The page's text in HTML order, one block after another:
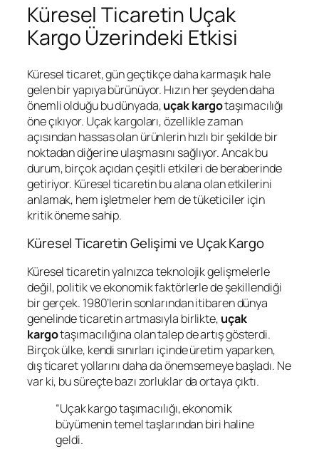
Küresel Ticaretin Uçak
Kargo Üzerindeki Etkisi
Küresel ticaret, gün geçtikçe daha karmaşık hale
gelen bir yapıya bürünüyor. Hızın her şeyden daha
önemli olduğu bu dünyada,uçak kargotaşımacılığı
öne çıkıyor. Uçak kargoları, özellikle zaman
açısından hassas olan ürünlerin hızlı bir şekilde bir
noktadan diğerine ulaşmasını sağlıyor. Ancak bu
durum, birçok açıdan çeşitli etkileri de beraberinde
getiriyor. Küresel ticaretin bu alana olan etkilerini
anlamak, hem işletmeler hem de tüketiciler için
kritik öneme sahip.
Küresel Ticaretin Gelişimi ve Uçak Kargo
Küresel ticaretin yalnızca teknolojik gelişmelerle
değil, politik ve ekonomik faktörlerle de şekillendiği
bir gerçek. 1980’lerin sonlarından itibaren dünya
genelinde ticaretin artmasıyla birlikte, uçak
kargotaşımacılığına olan talep de artış gösterdi.
Birçok ülke, kendi sınırları içinde üretim yaparken,
dış ticaret yollarını daha da önemsemeye başladı. Ne
var ki, bu süreçte bazı zorluklar da ortaya çıktı.
“Uçak kargo taşımacılığı, ekonomik
büyümenin temel taşlarından biri haline
geldi.